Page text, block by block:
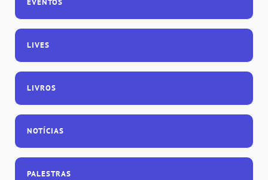
EVENTOS
LIVES
LIVROS
NOTÍCIAS
PALESTRAS